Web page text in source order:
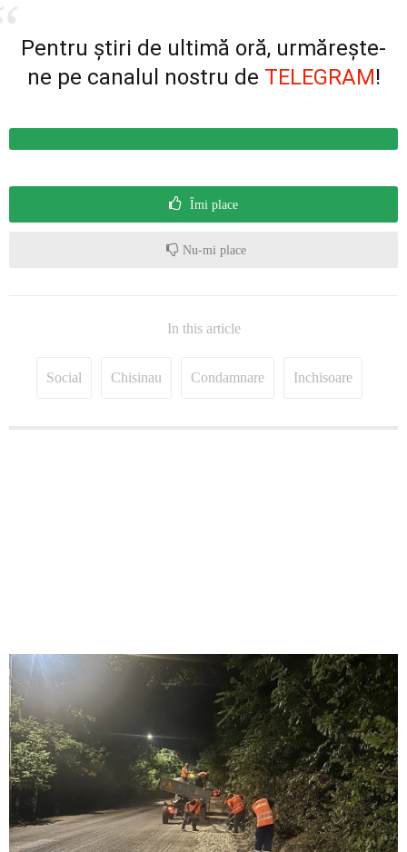
Pentru știri de ultimă oră, urmărește-
ne pe canalul nostru de TELEGRAM!
Îmi place
Nu-mi place
In this article
Social Chisinau Condamnare Inchisoare